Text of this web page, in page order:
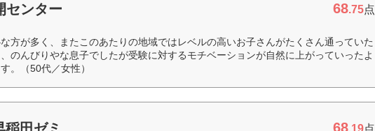
センター 68.75点
方が多く、またこのあたりの地域ではレベルの高いお子さんがたくさん通っていた
のんびりやな息子でしたが受験に対するモチベーションが自然に上がっていったよ
。（50代／女性）
稲田ゼミ 68.19点